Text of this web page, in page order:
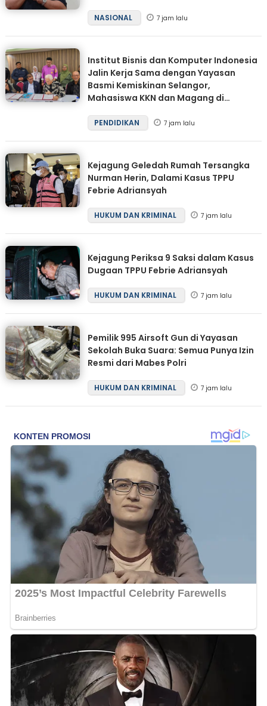
NASIONAL 7 jam lalu
Institut Bisnis dan Komputer Indonesia
Jalin Kerja Sama dengan Yayasan
Basmi Kemiskinan Selangor,
Mahasiswa KKN dan Magang di
PENDIDIKAN 7 jam lalu
Kejagung Geledah Rumah Tersangka
Nurman Herin, Dalami Kasus TPPU
Febrie Adriansyah
HUKUM DAN KRIMINAL 7 jam lalu
Kejagung Periksa 9 Saksi dalam Kasus
Dugaan TPPU Febrie Adriansyah
HUKUM DAN KRIMINAL 7 jam lalu
Pemilik 995 Airsoft Gun di Yayasan
Sekolah Buka Suara: Semua Punya Izin
Resmi dari Mabes Polri
HUKUM DAN KRIMINAL 7 jam lalu